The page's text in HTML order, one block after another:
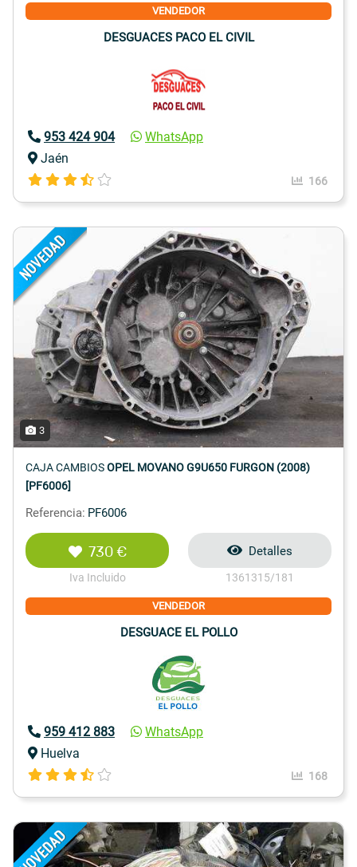
VENDEDOR
DESGUACES PACO EL CIVIL
953 424 904
WhatsApp
Jaén
166
3
CAJA CAMBIOSOPEL MOVANO G9U650 FURGON (2008)
[PF6006]
Referencia: PF6006
730 €
Iva Incluido
Detalles
1361315/181
VENDEDOR
DESGUACE EL POLLO
959 412 883
WhatsApp
Huelva
168